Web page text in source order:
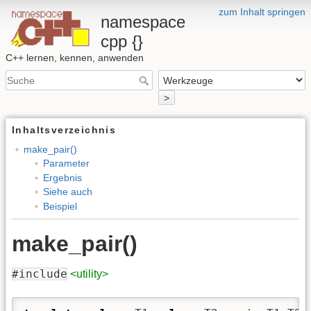
zum Inhalt springen
namespace
cpp {}
C++ lernen, kennen, anwenden
>
Inhaltsverzeichnis
make_pair()
Parameter
Ergebnis
Siehe auch
Beispiel
make_pair()
#include <utility>